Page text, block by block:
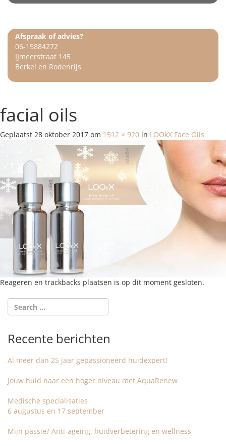
Afspraak of advies?
06-15884272
IJmeerstraat 145
Berkel en Rodenrijs
facial oils
Geplaatst 28 oktober 2017 om 1512 × 920 in LOOkX Face Oils
Reageren en trackbacks plaatsen is op dit moment gesloten.
Recente berichten
Al meer dan 25 jaar gepassioneerd huidexpert!
Jouw huid naar een hoger niveau met AquaRenew
Medische specialisaties
6 augustus en 17 september
Mijn passie? Anti-ageing, huidverbetering en wellness